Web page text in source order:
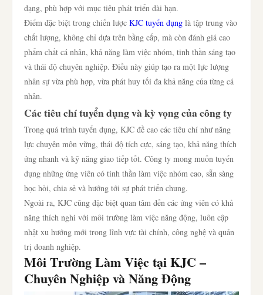
dạng, phù hợp với mục tiêu phát triển dài hạn.
Điểm đặc biệt trong chiến lược KJC tuyển dụng là tập trung vào
chất lượng, không chỉ dựa trên bằng cấp, mà còn đánh giá cao
phẩm chất cá nhân, khả năng làm việc nhóm, tinh thần sáng tạo
và thái độ chuyên nghiệp. Điều này giúp tạo ra một lực lượng
nhân sự vừa phù hợp, vừa phát huy tối đa khả năng của từng cá
nhân.
Các tiêu chí tuyển dụng và kỳ vọng của công ty
Trong quá trình tuyển dụng, KJC đề cao các tiêu chí như năng
lực chuyên môn vững, thái độ tích cực, sáng tạo, khả năng thích
ứng nhanh và kỹ năng giao tiếp tốt. Công ty mong muốn tuyển
dụng những ứng viên có tinh thần làm việc nhóm cao, sẵn sàng
học hỏi, chia sẻ và hướng tới sự phát triển chung.
Ngoài ra, KJC cũng đặc biệt quan tâm đến các ứng viên có khả
năng thích nghi với môi trường làm việc năng động, luôn cập
nhật xu hướng mới trong lĩnh vực tài chính, công nghệ và quản
trị doanh nghiệp.
Môi Trường Làm Việc tại KJC –
Chuyên Nghiệp và Năng Động